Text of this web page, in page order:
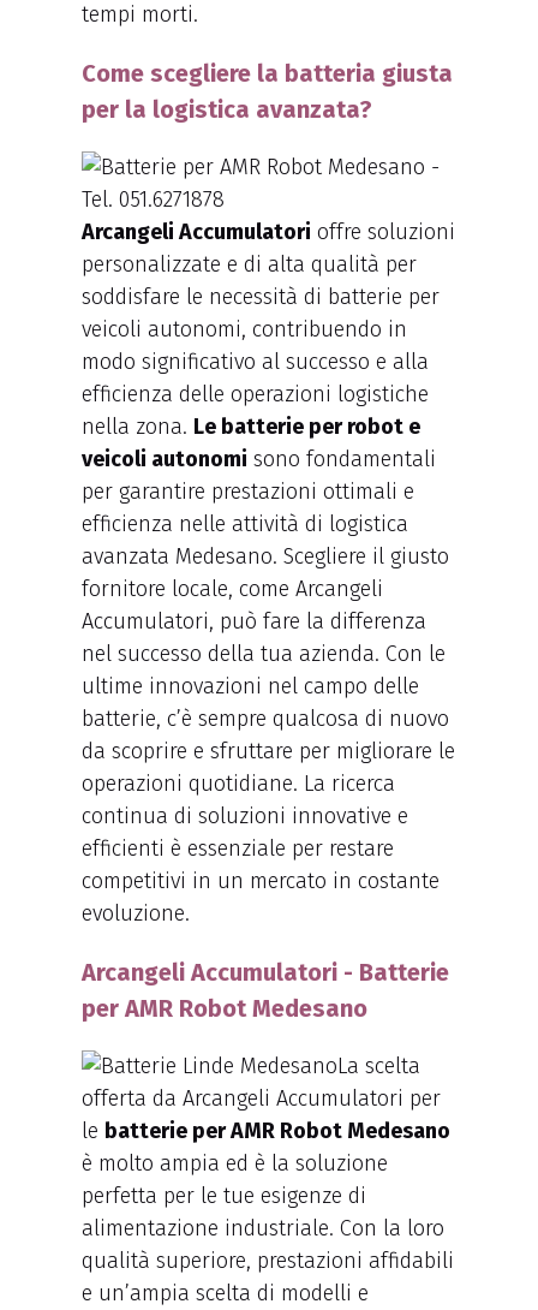
tempi morti.
Come scegliere la batteria giusta
per la logistica avanzata?
Arcangeli Accumulatori offre soluzioni
personalizzate e di alta qualità per
soddisfare le necessità di batterie per
veicoli autonomi, contribuendo in
modo significativo al successo e alla
efficienza delle operazioni logistiche
nella zona. Le batterie per robot e
veicoli autonomi sono fondamentali
per garantire prestazioni ottimali e
efficienza nelle attività di logistica
avanzata Medesano. Scegliere il giusto
fornitore locale, come Arcangeli
Accumulatori, può fare la differenza
nel successo della tua azienda. Con le
ultime innovazioni nel campo delle
batterie, c’è sempre qualcosa di nuovo
da scoprire e sfruttare per migliorare le
operazioni quotidiane. La ricerca
continua di soluzioni innovative e
efficienti è essenziale per restare
competitivi in un mercato in costante
evoluzione.
Arcangeli Accumulatori - Batterie
per AMR Robot Medesano
La scelta
offerta da Arcangeli Accumulatori per
le batterie per AMR Robot Medesano
è molto ampia ed è la soluzione
perfetta per le tue esigenze di
alimentazione industriale. Con la loro
qualità superiore, prestazioni affidabili
e un’ampia scelta di modelli e